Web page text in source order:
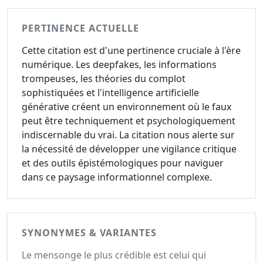
PERTINENCE ACTUELLE
Cette citation est d'une pertinence cruciale à l'ère
numérique. Les deepfakes, les informations
trompeuses, les théories du complot
sophistiquées et l'intelligence artificielle
générative créent un environnement où le faux
peut être techniquement et psychologiquement
indiscernable du vrai. La citation nous alerte sur
la nécessité de développer une vigilance critique
et des outils épistémologiques pour naviguer
dans ce paysage informationnel complexe.
SYNONYMES & VARIANTES
Le mensonge le plus crédible est celui qui